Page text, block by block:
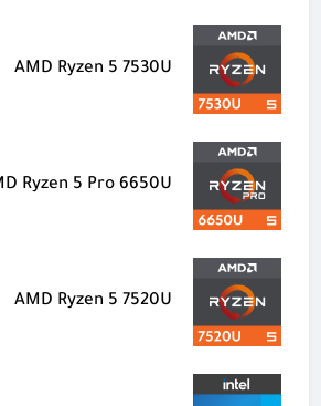
AMD Ryzen 5 7530U
Ryzen 5 Pro 6650U
AMD Ryzen 5 7520U